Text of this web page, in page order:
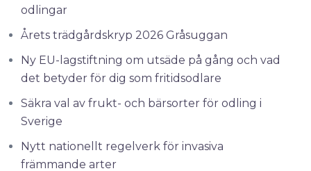
odlingar
Årets trädgårdskryp 2026 Gråsuggan
Ny EU-lagstiftning om utsäde på gång och vad
det betyder för dig som fritidsodlare
Säkra val av frukt- och bärsorter för odling i
Sverige
Nytt nationellt regelverk för invasiva
främmande arter